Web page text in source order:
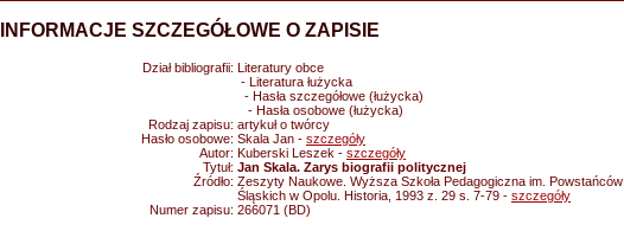
INFORMACJE SZCZEGÓŁOWE O ZAPISIE
Dział bibliografii: Literatury obce
- Literatura łużycka
- Hasła szczegółowe (łużycka)
- Hasła osobowe (łużycka)
Rodzaj zapisu: artykuł o twórcy
Hasło osobowe: Skala Jan - szczegóły
Autor: Kuberski Leszek - szczegóły
Tytuł: Jan Skala. Zarys biografii politycznej
Źródło: Zeszyty Naukowe. Wyższa Szkoła Pedagogiczna im. Powstańców
Śląskich w Opolu. Historia, 1993 z. 29 s. 7-79 - szczegóły
Numer zapisu: 266071 (BD)